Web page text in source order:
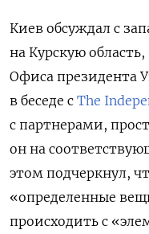
Киев обсуждал с
на Курскую
Офиса президента
в беседе с The
с партнерами,
он на
этом подчеркнул,
«определенные
происходить с